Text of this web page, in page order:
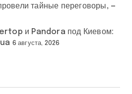
тайные переговоры, —
и Pandora под Киевом:
6 августа, 2026